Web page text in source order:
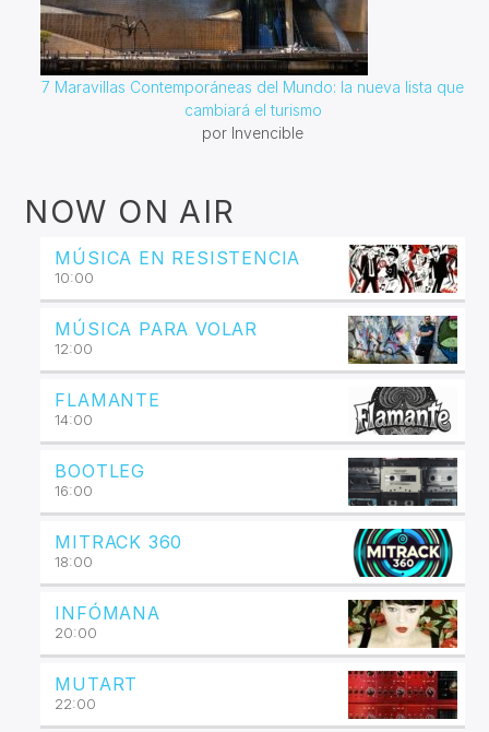
7 Maravillas Contemporáneas del Mundo: la nueva lista que
cambiará el turismo
por Invencible
NOW ON AIR
MÚSICA EN RESISTENCIA
10:00
MÚSICA PARA VOLAR
12:00
FLAMANTE
14:00
BOOTLEG
16:00
MITRACK 360
18:00
INFÓMANA
20:00
MUTART
22:00